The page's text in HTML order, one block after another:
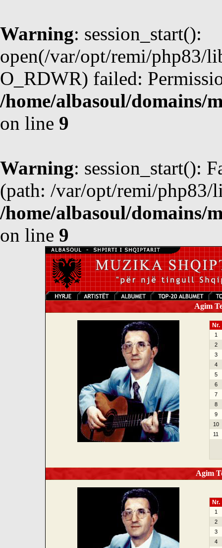
Warning: session_start():
open(/var/opt/remi/php83/
O_RDWR) failed:
/home/albasoul/domains/
on line 9
Warning: session_start():
(path: /var/opt/remi/php83/
/home/albasoul/domains/
on line 9
Agim
Nr.
1
2
3
4
5
6
7
8
9
10
11
Agim
Nr.
1
2
3
4